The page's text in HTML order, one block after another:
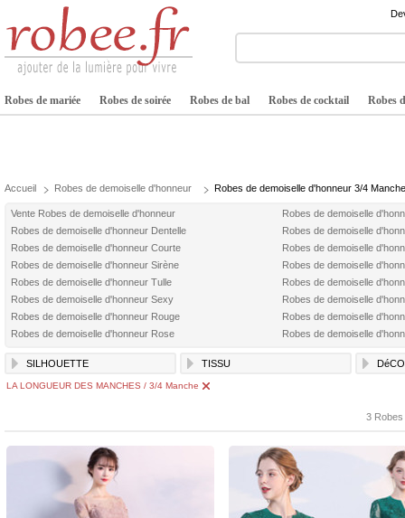
Robes de mariée Robes de soirée Robes de bal Robes de cocktail Robes
Accueil Robes de demoiselle d'honneur Robes de demoiselle d'honneur 3/4 Manche
Vente Robes de demoiselle d'honneur
Robes de demoiselle
Robes de demoiselle d'honneur Dentelle
Robes de demoiselle
Robes de demoiselle d'honneur Courte
Robes de demoiselle
Robes de demoiselle d'honneur Sirène
Robes de demoiselle
Robes de demoiselle d'honneur Tulle
Robes de demoiselle
Robes de demoiselle d'honneur Sexy
Robes de demoiselle
Robes de demoiselle d'honneur Rouge
Robes de demoiselle
Robes de demoiselle d'honneur Rose
Robes de demoiselle
SILHOUETTE TISSU
LA LONGUEUR DES MANCHES / 3/4 Manche
3